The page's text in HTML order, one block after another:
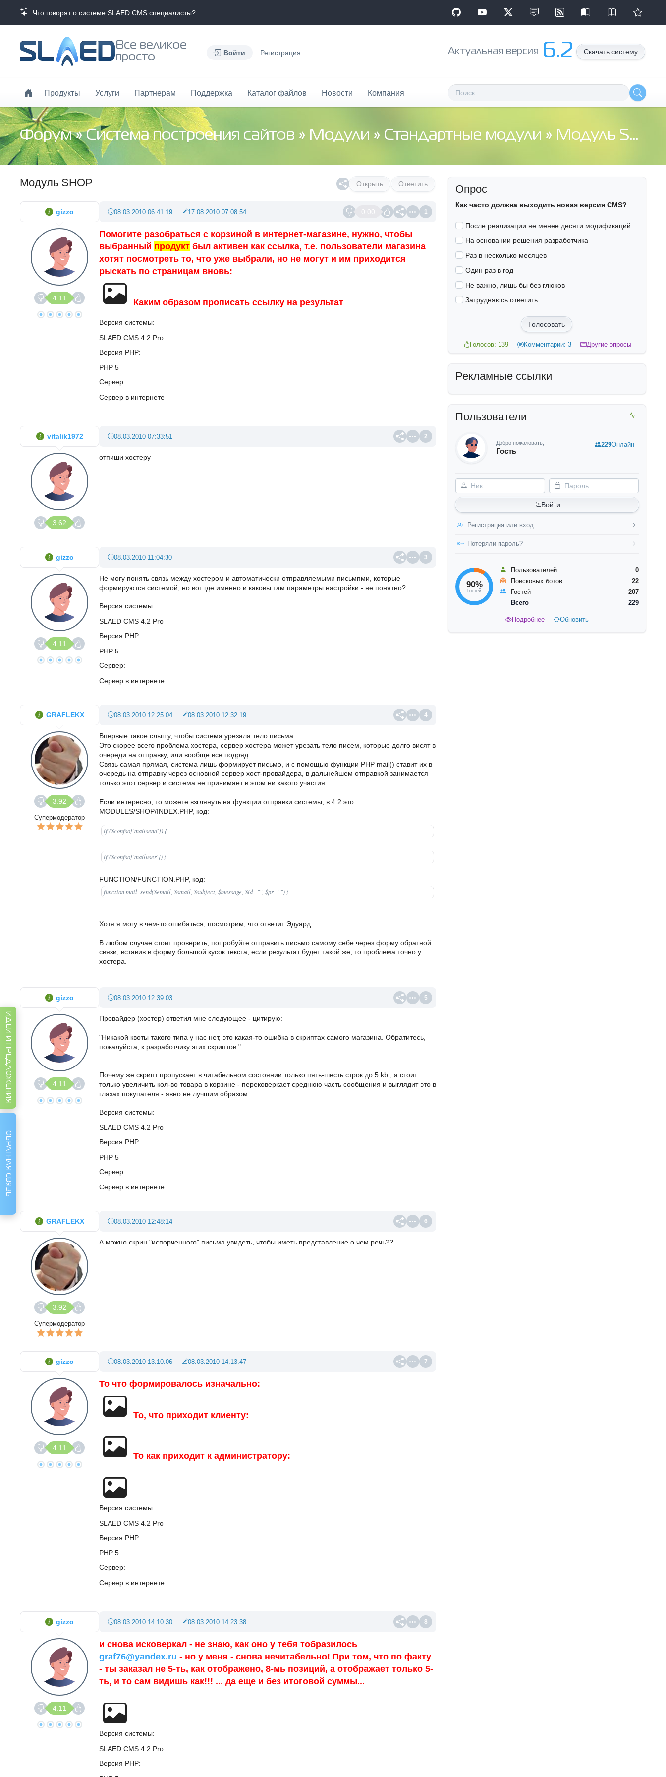
Что говорят о системе SLAED CMS специалисты?
Все великое
просто
Войти Регистрация Aктуальная версия 6.2 Скачать систему
Продукты Услуги Партнерам Поддержка Каталог файлов Новости Компания
Форум»Система построения сайтов » Модули » Стандартные модули » Модуль SHOP
Открыть Ответить
Модуль SHOP
0.00 1
08.03.2010 06:41:19 17.08.2010 07:08:54
Помогите разобраться с корзиной в интернет-магазине, нужно, чтобы
выбранный продукт был активен как ссылка, т.е. пользователи магазина
хотят посмотреть то, что уже выбрали, но не могут и им приходится
рыскать по страницам вновь:
Каким образом прописать ссылку на результат
Версия системы
SLAED CMS 4.2 Pro
Версия PHP
PHP 5
Сервер
Сервер в интернете
gizzo
4.11
2
08.03.2010 07:33:51
отпиши хостеру
vitalik1972
3.62
3
08.03.2010 11:04:30
Не могу понять связь между хостером и автоматически отправляемыми письмпми, которые
формируются системой, но вот где именно и каковы там параметры настройки - не понятно?
Версия системы
SLAED CMS 4.2 Pro
Версия PHP
PHP 5
Сервер
Сервер в интернете
gizzo
4.11
4
08.03.2010 12:25:04 08.03.2010 12:32:19
Впервые такое слышу, чтобы система урезала тело письма.
Это скорее всего проблема хостера, сервер хостера может урезать тело писем, которые долго висят в
очереди на отправку, или вообще все подряд.
Связь самая прямая, система лишь формирует письмо, и с помощью функции РНР mail() ставит их в
очередь на отправку через основной сервер хост-провайдера, в дальнейшем отправкой занимается
только этот сервер и система не принимает в этом ни какого участия.
Если интересно, то можете взглянуть на функции отправки системы, в 4.2 это:
MODULES/SHOP/INDEX.PHP, код:
if ($confso['mailsend']) {
if ($confso['mailuser']) {
FUNCTION/FUNCTION.PHP, код:
function mail_send($email, $smail, $subject, $message, $id="", $pr="") {
Хотя я могу в чем-то ошибаться, посмотрим, что ответит Эдуард.
В любом случае стоит проверить, попробуйте отправить письмо самому себе через форму обратной
связи, вставив в форму большой кусок текста, если результат будет такой же, то проблема точно у
хостера.
GRAFLEKX
3.92
Супермодератор
5
08.03.2010 12:39:03
Провайдер (хостер) ответил мне следующее - цитирую:
"Никакой квоты такого типа у нас нет, это какая-то ошибка в скриптах самого магазина. Обратитесь,
пожалуйста, к разработчику этих скриптов."
Почему же скрипт пропускает в читабельном состоянии только пять-шесть строк до 5 kb., а стоит
только увеличить кол-во товара в корзине - перековеркает среднюю часть сообщения и выглядит это в
глазах покупателя - явно не лучшим образом.
Версия системы
SLAED CMS 4.2 Pro
Версия PHP
PHP 5
Сервер
Сервер в интернете
gizzo
4.11
6
08.03.2010 12:48:14
А можно скрин "испорченного" письма увидеть, чтобы иметь представление о чем речь??
GRAFLEKX
3.92
Супермодератор
7
08.03.2010 13:10:06 08.03.2010 14:13:47
То что формировалось изначально:
То, что приходит клиенту:
То как приходит к администратору:
Версия системы
SLAED CMS 4.2 Pro
Версия PHP
PHP 5
Сервер
Сервер в интернете
gizzo
4.11
8
08.03.2010 14:10:30 08.03.2010 14:23:38
и снова исковеркал - не знаю, как оно у тебя тобразилось
graf76@yandex.ru - но у меня - снова нечитабельно! При том, что по факту
- ты заказал не 5-ть, как отображено, 8-мь позиций, а отображает только 5-
ть, и то сам видишь как!!! ... да еще и без итоговой суммы...
Версия системы
SLAED CMS 4.2 Pro
Версия PHP
gizzo
4.11
Опрос
Как часто должна выходить новая версия CMS?
После реализации не менее десяти модификаций
На основании решения разработчика
Раз в несколько месяцев
Один раз в год
Не важно, лишь бы без глюков
Затрудняюсь ответить
Голосовать
Голосов: 139 Комментарии: 3 Другие опросы
Рекламные ссылки
Пользователи
Добро пожаловать,
Гость
Ник Пароль
Войти
Регистрация или вход
Потеряли пароль?
229Онлайн
90%
Гостей
Пользователей
0
Поисковых ботов
22
Гостей
207
Всего
229
Подробнее Обновить
ИДЕИ И ПРЕДЛОЖЕНИЯ
ОБРАТНАЯ СВЯЗЬ